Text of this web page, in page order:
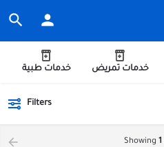
خدمات تمريض خدمات طبية
Filters
Showing 1